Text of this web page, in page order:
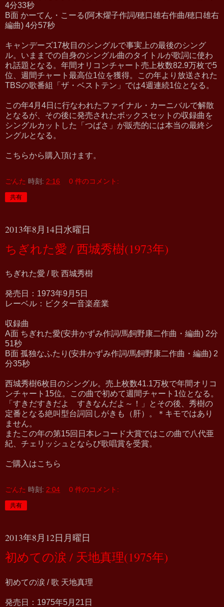
4分33秒
B面 かーてん・こーる(阿木燿子作詞/穂口雄右作曲/穂口雄右
編曲) 4分57秒
キャンデーズ17枚目のシングルで事実上の最後のシング
ル。いままでの自身のシングル曲のタイトルが歌詞に使わ
れ話題となる。年間オリコンチャート売上枚数82.9万枚で5
位、週間チャート最高位1位を獲得。この年より放送された
TBSの歌番組「ザ・ベストテン」では4週連続1位となる。
この年4月4日に行なわれたファイナル・カーニバルで解散
となるが、その後に発売されたボックスセットの収録曲を
シングルカットした「つばさ」が販売的には本当の最終シ
ングルとなる。
こちらから購入頂けます。
ごんた 時刻: 2:16 0 件のコメント:
共有
2013年8月14日水曜日
ちぎれた愛 / 西城秀樹(1973年)
ちぎれた愛 / 歌 西城秀樹
発売日：1973年9月5日
レーベル：ビクター音楽産業
収録曲
A面 ちぎれた愛(安井かずみ作詞/馬飼野康二作曲・編曲) 2分
51秒
B面 孤独なふたり(安井かずみ作詞/馬飼野康二作曲・編曲) 2
分35秒
西城秀樹6枚目のシングル。売上枚数41.1万枚で年間オリコ
ンチャート15位。この曲で初めて週間チャート1位となる。
「すきだすきだよ すきなんだよ～！」とその後、秀樹の
定番となる絶叫型台詞回しがきも（肝）。＊キモではあり
ません。
またこの年の第15回日本レコード大賞ではこの曲で八代亜
紀、チェリッシュとならび歌唱賞を受賞。
ご購入はこちら
ごんた 時刻: 2:04 0 件のコメント:
共有
2013年8月12日月曜日
初めての涙 / 天地真理(1975年)
初めての涙 / 歌 天地真理
発売日：1975年5月21日